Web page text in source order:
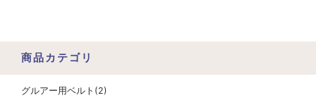
商品カテゴリ
グルアー用ベルト(2)